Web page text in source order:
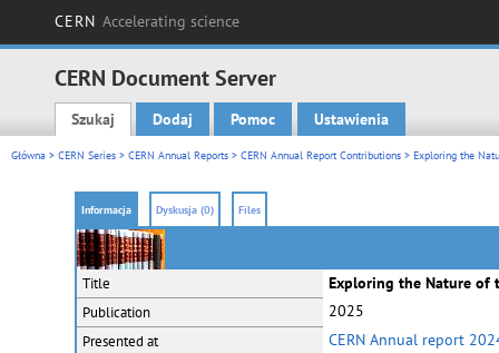
CERN Accelerating science
CERN Document Server
Main menu
Szukaj Dodaj Pomoc Ustawienia
Główna > CERN Series > CERN Annual Reports > CERN Annual Report Contributions > Exploring the
Informacja Dyskusja (0) Files
Title Exploring the Nature of
Publication 2025
Presented at CERN Annual report